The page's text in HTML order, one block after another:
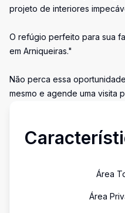
projeto de interiores
O refúgio perfeito para sua
em Arniqueiras."
Não perca essa
mesmo e agende uma visita
Área
Área